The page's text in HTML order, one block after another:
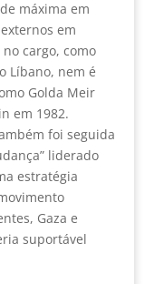
máxima em
em
cargo, como
Líbano, nem é
Golda Meir
em 1982.
foi seguida
liderado
estratégia
Gaza e
suportável